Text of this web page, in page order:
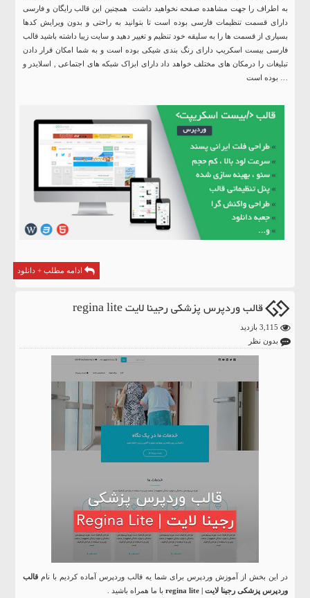
به اطراف را جهت مشاهده صفحه نخواهید داشت همچنین این قالب رایگان و فارسی
دارای قسمت تنظیمات فارسی بوده است تا بتوانید به راحتی و بدون ویرایش کدها
بسیاری از قسمت ها را به سلیقه خود تنظیم و تغییر دهید و سایت زیبا داشته باشید قالب
فارسی بیست اسکریپ دارای رنگ بندی شیکی بوده است و به شما امکان قرار دادن
تبلیغات را درمکان های مختلف خواهد داد دارای ابزاک شبکه های اجتماعی , اسلایدر و
… بوده است
ادامه مطلب + دانلود
قالب وردپرس پزشکی رجینا لایت regina lite
بدون نظر
در این بخش از آموزش وردپرس برای شما یه قالب وردپرس آماده کردیم با نامقالب
وردپرس پزشکی رجینا لایت | regina lite
با ما همراه باشید .